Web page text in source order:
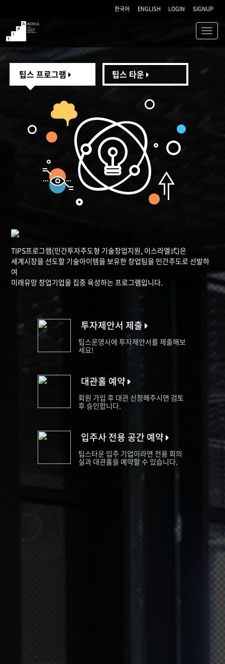
한국어 ENGLISH LOGIN SIGNUP
TIPS
팁스 프로그램 팁스 타운
TIPS프로그램(민간투자주도형 기술창업지원, 이스라엘式)은
세계시장을 선도할 기술아이템을 보유한 창업팀을 민간주도로 선발하
여
미래유망 창업기업을 집중 육성하는 프로그램입니다.
투자제안서 제출
팁스운영사에 투자제안서를 제출해보
세요!
대관홀 예약
회원 가입 후 대관 신청해주시면 검토
후 승인합니다.
입주사 전용 공간 예약
팁스타운 입주 기업이라면 전용 회의
실과 대관홀을 예약할 수 있습니다.